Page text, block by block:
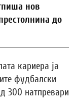
нов
до
кариера ја
фудбалски
300 натпревари